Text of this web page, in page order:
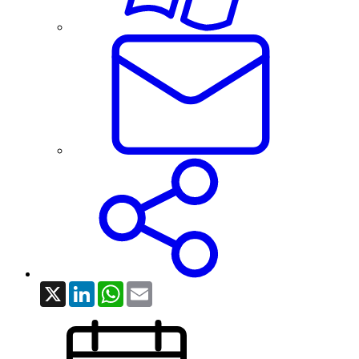
X LinkedInWhatsApp